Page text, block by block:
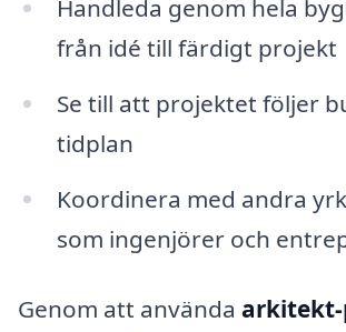
Handleda genom hela
från idé till färdigt projekt
Se till att projektet följer
tidplan
Koordinera med andra
som ingenjörer och
Genom att använda arkitekt-